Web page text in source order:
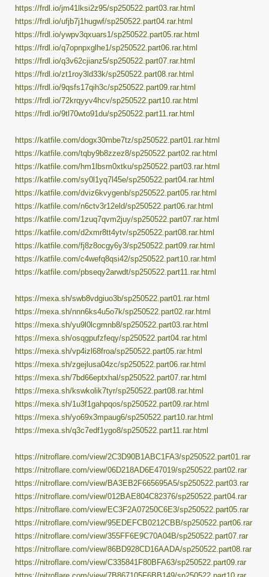
https://frdl.io/jm41lksi2z95/sp250522.part03.rar.html
https://frdl.io/ufjb7j1hugwf/sp250522.part04.rar.html
https://frdl.io/ywpv3qxuars1/sp250522.part05.rar.html
https://frdl.io/q7opnpxglhe1/sp250522.part06.rar.html
https://frdl.io/q3v62cjianz5/sp250522.part07.rar.html
https://frdl.io/zt1roy3ld33k/sp250522.part08.rar.html
https://frdl.io/9qsfs17qih3c/sp250522.part09.rar.html
https://frdl.io/72krqyyv4hcv/sp250522.part10.rar.html
https://frdl.io/9tl70wto91du/sp250522.part11.rar.html
https://katfile.com/dogx30mbe7tz/sp250522.part01.rar.html
https://katfile.com/tqby9b8zzez8/sp250522.part02.rar.html
https://katfile.com/hm1lbsm0xtku/sp250522.part03.rar.html
https://katfile.com/sy0l1yq7l45e/sp250522.part04.rar.html
https://katfile.com/dviz6kvygenb/sp250522.part05.rar.html
https://katfile.com/n6ctv3r12eld/sp250522.part06.rar.html
https://katfile.com/1zuq7qvm2juy/sp250522.part07.rar.html
https://katfile.com/d2xmr8tt4ytv/sp250522.part08.rar.html
https://katfile.com/fj8z8ocgy6y3/sp250522.part09.rar.html
https://katfile.com/c4wefq8qsi42/sp250522.part10.rar.html
https://katfile.com/pbseqy2arwdt/sp250522.part11.rar.html
https://mexa.sh/swb8vdgiuo3b/sp250522.part01.rar.html
https://mexa.sh/nnn6ks4u5o7k/sp250522.part02.rar.html
https://mexa.sh/yu9l0lcgmnb8/sp250522.part03.rar.html
https://mexa.sh/osqgpufzfeqy/sp250522.part04.rar.html
https://mexa.sh/vp4izl68froa/sp250522.part05.rar.html
https://mexa.sh/zgejlusa04zc/sp250522.part06.rar.html
https://mexa.sh/7bd66eptxhal/sp250522.part07.rar.html
https://mexa.sh/kswkolik7tyr/sp250522.part08.rar.html
https://mexa.sh/1u3f1gahpqos/sp250522.part09.rar.html
https://mexa.sh/yo69x3mpaug6/sp250522.part10.rar.html
https://mexa.sh/q3c7edf1ygo8/sp250522.part11.rar.html
https://nitroflare.com/view/2C3D90B1ABC1FA3/sp250522.part01.rar
https://nitroflare.com/view/06D218AD6E47019/sp250522.part02.rar
https://nitroflare.com/view/BA3EB2F665695A5/sp250522.part03.rar
https://nitroflare.com/view/012BAE804C82376/sp250522.part04.rar
https://nitroflare.com/view/EC3F2A07250C6E3/sp250522.part05.rar
https://nitroflare.com/view/95EDEFCB0212CBB/sp250522.part06.rar
https://nitroflare.com/view/355FF6E9C70A04B/sp250522.part07.rar
https://nitroflare.com/view/86BD928CD16AADA/sp250522.part08.rar
https://nitroflare.com/view/C335841F80BFA63/sp250522.part09.rar